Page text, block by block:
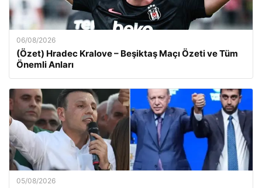
06/08/2026
(Özet) Hradec Kralove – Beşiktaş Maçı Özeti ve Tüm
Önemli Anları
05/08/2026